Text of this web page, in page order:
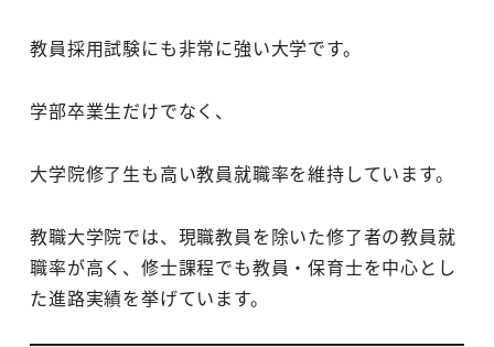
教員採用試験にも非常に強い大学です。
学部卒業生だけでなく、
大学院修了生も高い教員就職率を維持しています。
教職大学院では、現職教員を除いた修了者の教員就
職率が高く、修士課程でも教員・保育士を中心とし
た進路実績を挙げています。